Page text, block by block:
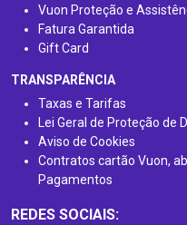
Vuon Proteção e
Fatura Garantida
Gift Card
TRANSPARÊNCIA
Taxas e Tarifas
Lei Geral de Proteção de
Aviso de Cookies
Contratos cartão Vuon,
Pagamentos
REDES SOCIAIS: